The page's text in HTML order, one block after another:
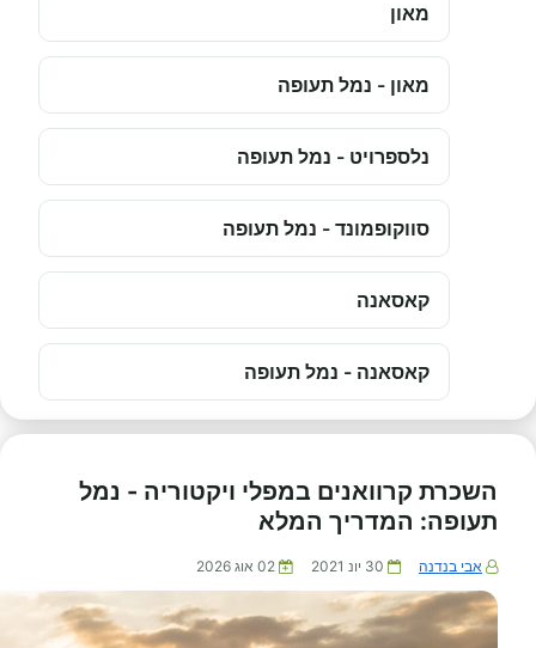
מאון
מאון - נמל תעופה
נלספרויט - נמל תעופה
סווקופמונד - נמל תעופה
קאסאנה
קאסאנה - נמל תעופה
השכרת קרוואנים במפלי ויקטוריה - נמל
תעופה: המדריך המלא
אבי בנדנה 30 יונ 2021 02 אוג 2026